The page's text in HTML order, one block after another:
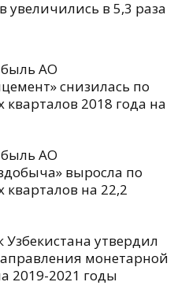
увеличились в 5,3 раза
АО
снизилась по
кварталов 2018 года на
АО
выросла по
кварталов на 22,2
Узбекистана утвердил
монетарной
2019-2021 годы